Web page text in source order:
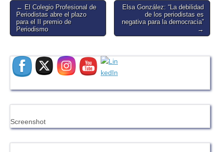
Post
navigation
← El Colegio Profesional de
Periodistas abre el plazo
para el II premio de
Periodismo
Elsa González: “La debilidad
de los periodistas es
negativa para la democracia”
→
Screenshot